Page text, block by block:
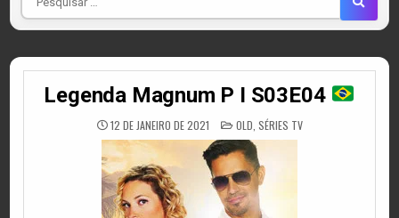
por
Legenda Magnum P I S03E04
12 DE JANEIRO DE 2021 POSTED
IN
OLD SÉRIES TV